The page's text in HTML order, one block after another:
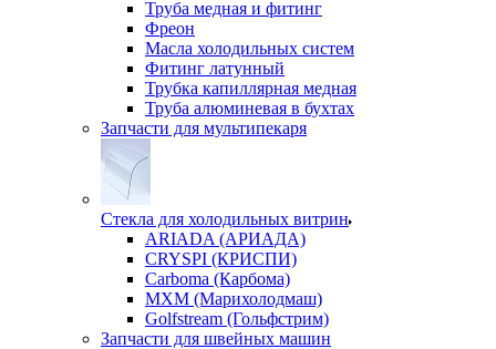
Труба медная и фитинг
Фреон
Масла холодильных систем
Фитинг латунный
Трубка капиллярная медная
Труба алюминевая в бухтах
Запчасти для мультипекаря
Стекла для холодильных витрин
ARIADA (АРИАДА)
CRYSPI (КРИСПИ)
Carboma (Карбома)
MXM (Марихолодмаш)
Golfstream (Гольфстрим)
Запчасти для швейных машин